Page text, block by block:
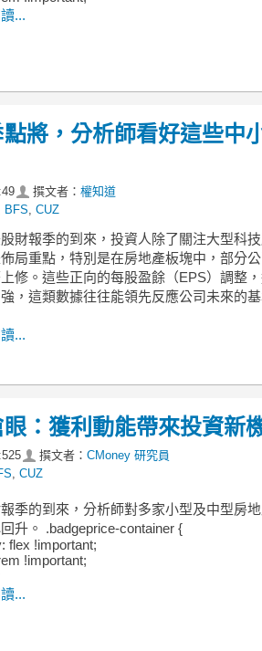
...
點將，分析師看好這些中
49 撰文者： 權知道
BFS CUZ
財報季的到來，投資人除了關注大型科
局重點，特別是在房地產板塊中，部分
修。這些正向的每股盈餘（EPS）調整
，這類數據往往能領先反應公司未來的
...
：獲利動能帶來投資新
525 撰文者： CMoney 研究員
CUZ
季的到來，分析師對多家小型及中型房
升。 .badgeprice-container {
flex !important;
!important;
...